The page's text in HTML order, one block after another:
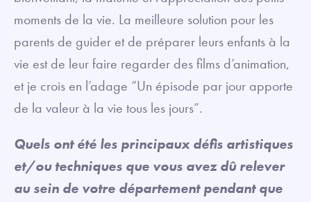
moments de la vie. La meilleure solution pour les
parents de guider et de préparer leurs enfants à la
vie est de leur faire regarder des films d’animation,
et je crois en l’adage “Un épisode par jour apporte
de la valeur à la vie tous les jours”.
Quels ont été les principaux défis artistiques
et/ou techniques que vous avez dû relever
au sein de votre département pendant que